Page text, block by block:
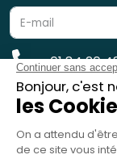
01 84 20